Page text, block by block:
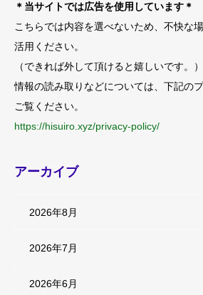
＊当サイトでは広告を使用しています＊
こちらでは内容を選べないため、不快な
活用ください。
（できれば外して頂けると嬉しいです。）
情報の読み取りなどについては、下記の
ご覧ください。
https://hisuiro.xyz/privacy-policy/
アーカイブ
2026年8月
2026年7月
2026年6月